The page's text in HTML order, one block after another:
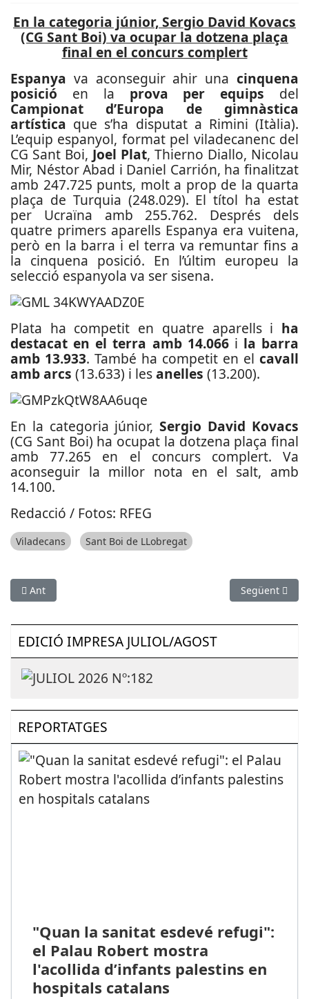
En la categoria júnior, Sergio David Kovacs
(CG Sant Boi) va ocupar la dotzena plaça
final en el concurs complert
Espanya va aconseguir ahir una cinquena
posició en la prova per equips del
Campionat d’Europa de gimnàstica
artística que s’ha disputat a Rimini (Itàlia).
L’equip espanyol, format pel viladecanenc del
CG Sant Boi, Joel Plat, Thierno Diallo, Nicolau
Mir, Néstor Abad i Daniel Carrión, ha finalitzat
amb 247.725 punts, molt a prop de la quarta
plaça de Turquia (248.029). El títol ha estat
per Ucraïna amb 255.762. Després dels
quatre primers aparells Espanya era vuitena,
però en la barra i el terra va remuntar fins a
la cinquena posició. En l’últim europeu la
selecció espanyola va ser sisena.
Plata ha competit en quatre aparells i ha
destacat en el terra amb 14.066i la barra
amb 13.933. També ha competit en el cavall
amb arcs (13.633) i lesanelles (13.200).
En la categoria júnior,Sergio David Kovacs
(CG Sant Boi) ha ocupat la dotzena plaça final
amb 77.265 en el concurs complert. Va
aconseguir la millor nota en el salt, amb
14.100.
Redacció / Fotos: RFEG
Viladecans Sant Boi de LLobregat
Article anterior: Participació baixllobregatina a l’Europeu
Ant Article
Següent
EDICIÓ IMPRESA JULIOL/AGOST
REPORTATGES
"Quan la sanitat esdevé refugi":
el Palau Robert mostra
l'acollida d’infants palestins en
hospitals catalans